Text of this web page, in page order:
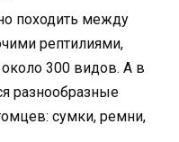
походить между
рептилиями,
300 видов. А в
разнообразные
сумки, ремни,